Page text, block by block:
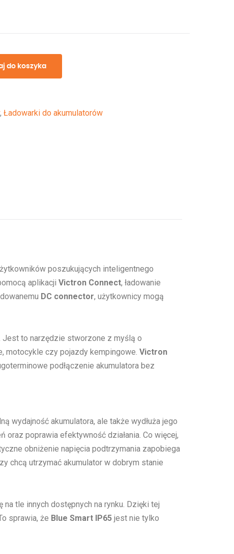
do koszyka
, Ładowarki do akumulatorów
poszukujących inteligentnego
aplikacji Victron Connect, ładowanie
DC connector, użytkownicy mogą
. Jest to narzędzie stworzone z myślą o
motocykle czy pojazdy kempingowe. Victron
podłączenie akumulatora bez
wydajność akumulatora, ale także wydłuża jego
poprawia efektywność działania. Co więcej,
obniżenie napięcia podtrzymania zapobiega
chcą utrzymać akumulator w dobrym stanie
na tle innych dostępnych na rynku. Dzięki tej
sprawia, że Blue Smart IP65 jest nie tylko